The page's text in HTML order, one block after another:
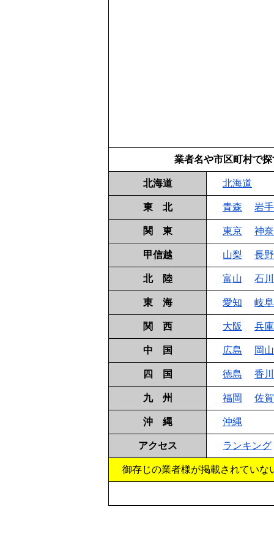
業者名や市区町村で
北海道 北海道
東 北 青森 岩手
関 東 東京 神
甲信越 山梨 長野
北 陸 富山 石川
東 海 愛知 岐阜
関 西 大阪 兵庫
中 国 広島 岡山
四 国 徳島 香川
九 州 福岡 佐賀
沖 縄 沖縄
アクセス ランキング
御存じの業者様が掲載されていな